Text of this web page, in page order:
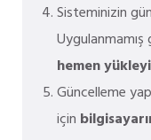
Sisteminizin
hemen
Güncelleme
için